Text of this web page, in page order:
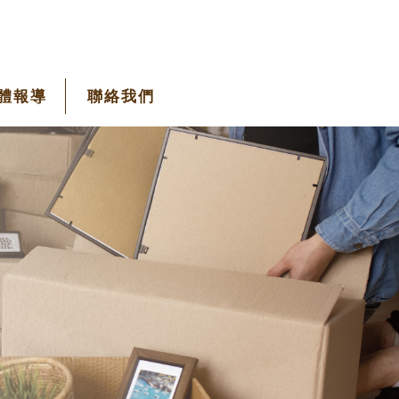
報導 聯絡我們